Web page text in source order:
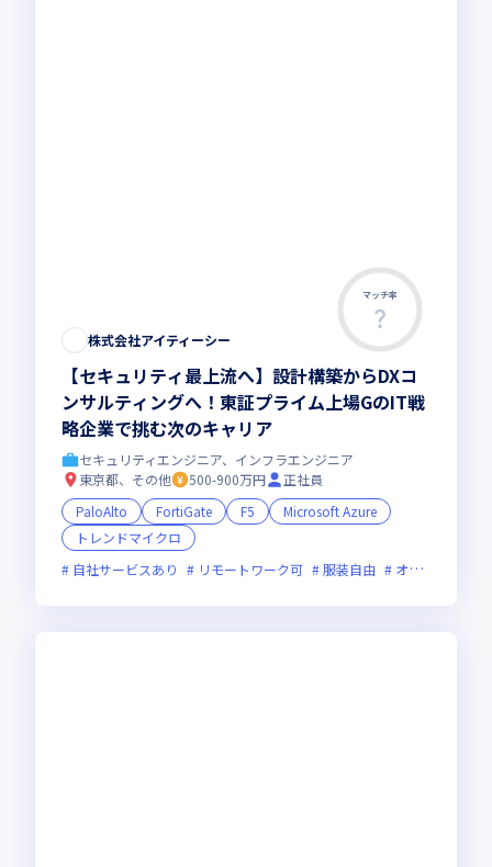
マッチ率
株式会社アイティーシー
【セキュリティ最上流へ】設計構築からDXコ
ンサルティングへ！東証プライム上場GのIT戦
略企業で挑む次のキャリア
セキュリティエンジニア、インフラエンジニア
東京都、その他
500-900万円
正社員
PaloAlto
FortiGate F5
Microsoft Azure
トレンドマイクロ
自社サービスあり
リモートワーク可 服装自由 オンライン選考可